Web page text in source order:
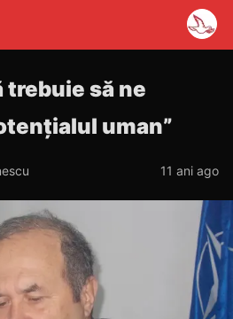
trebuie să ne
uman”
11 ani ago